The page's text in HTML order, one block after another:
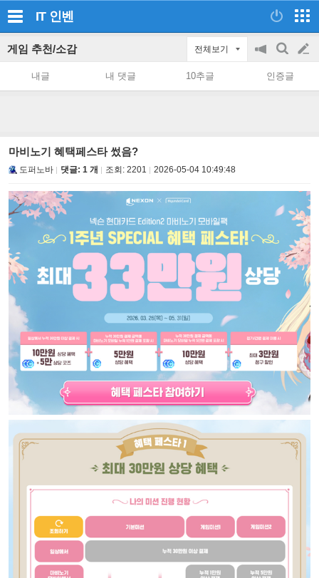
IT 인벤
게임 추천/소감 전체보기
공
on/off
검
색
글
쓰
내글 내 댓글 10추글 인증글
마비노기 혜택페스타 썼음?
도퍼노바 댓글: 1 개 조회: 2201 2026-05-04 10:49:48